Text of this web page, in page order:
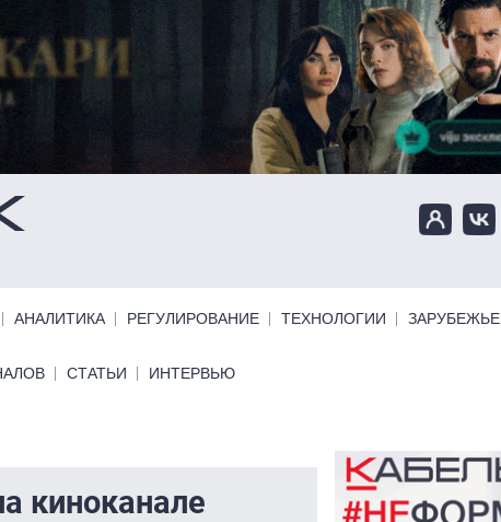
АНАЛИТИКА РЕГУЛИРОВАНИЕ ТЕХНОЛОГИИ ЗАРУБЕЖЬЕ
СТАТЬИ ИНТЕРВЬЮ
киноканале